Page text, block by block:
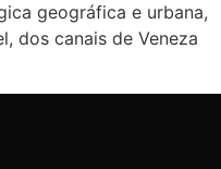
geográfica e urbana,
dos canais de Veneza